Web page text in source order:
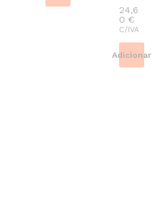
24,6
0€
C/IVA
Adicionar